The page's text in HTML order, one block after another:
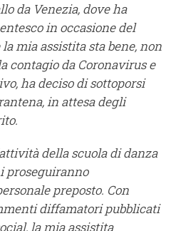
da Venezia, dove ha
in occasione del
mia assistita sta bene, non
contagio da Coronavirus e
ha deciso di sottoporsi
in attesa degli
della scuola di danza
proseguiranno
preposto. Con
diffamatori pubblicati
la mia assistita